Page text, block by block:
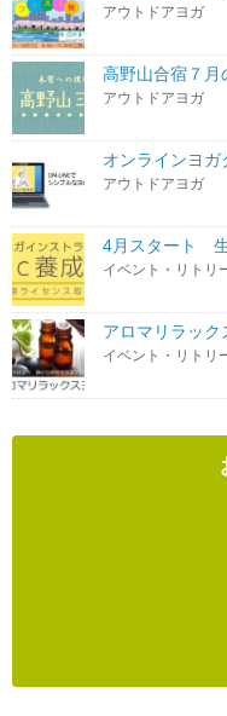
アウトドアヨガ
高野山合宿７月
アウトドアヨガ
オンラインヨガ
アウトドアヨガ
4月スタート
イベント・リトリ
アロマリラッ
イベント・リトリ